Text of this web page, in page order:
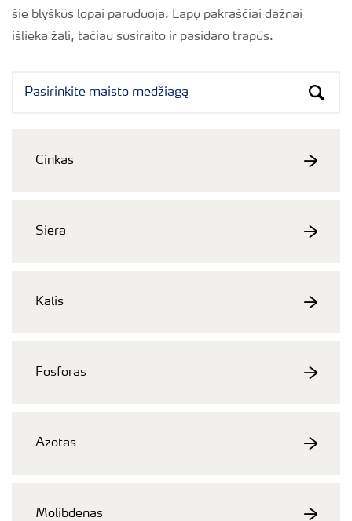
šie blyškūs lopai paruduoja. Lapų pakraščiai dažnai
išlieka žali, tačiau susiraito ir pasidaro trapūs.
Cinkas
Siera
Kalis
Fosforas
Azotas
Molibdenas